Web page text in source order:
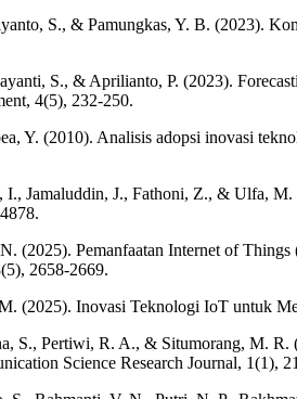
S., & Pamungkas, Y. B. (2023).
S., & Aprilianto, P. (2023).
4(5), 232-250.
Y. (2010). Analisis adopsi inovasi
Jamaluddin, J., Fathoni, Z., & Ulfa, M.
(2025). Pemanfaatan Internet of
2658-2669.
(2025). Inovasi Teknologi IoT untuk
S., Pertiwi, R. A., & Situmorang, M. R.
Science Research Journal, 1(1),